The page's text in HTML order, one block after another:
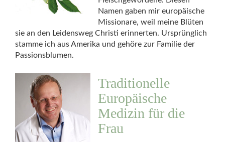
Namen gaben mir europäische
Missionare, weil meine Blüten
sie an den Leidensweg Christi erinnerten. Ursprünglich
stamme ich aus Amerika und gehöre zur Familie der
Passionsblumen.
Traditionelle
Europäische
Medizin für die
Frau